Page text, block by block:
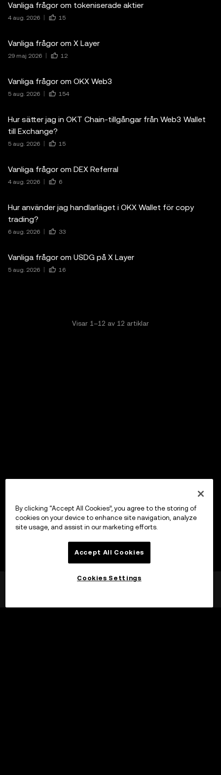
Vanliga frågor om tokeniserade aktier
4 aug. 2026 15
Vanliga frågor om X Layer
29 maj 2026 12
Vanliga frågor om OKX Web3
5 aug. 2026 154
Hur sätter jag in OKT Chain-tillgångar från Web3 Wallet
till Exchange?
5 aug. 2026 15
Vanliga frågor om DEX Referral
4 aug. 2026 6
Hur använder jag handlarläget i OKX Wallet för copy
trading?
6 aug. 2026 33
Vanliga frågor om USDG på X Layer
5 aug. 2026 16
Visar 1 –12 av 12 artiklar
By clicking “Accept All Cookies”, you agree to the storing of
cookies on your device to enhance site navigation, analyze
site usage, and assist in our marketing efforts.
Accept All Cookies
Cookies Settings